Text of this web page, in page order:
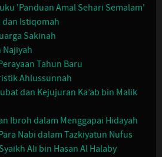
'Panduan Amal Sehari Semalam'
dan Istiqomah
Sakinah
Najiyah
Tahun Baru
Ahlussunnah
dan Kejujuran Ka’ab bin Malik
Ibroh dalam Menggapai Hidayah
Nabi dalam Tazkiyatun Nufus
Ali bin Hasan Al Halaby